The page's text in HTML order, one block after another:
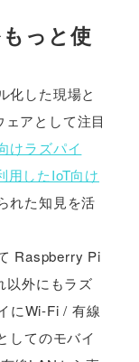
っと使
化した現場と
ェアとして注目
けラズパイ
したIoT向け
れた知見を活
Raspberry Pi
以外にもラズ
にWi-Fi / 有線
してのモバイ